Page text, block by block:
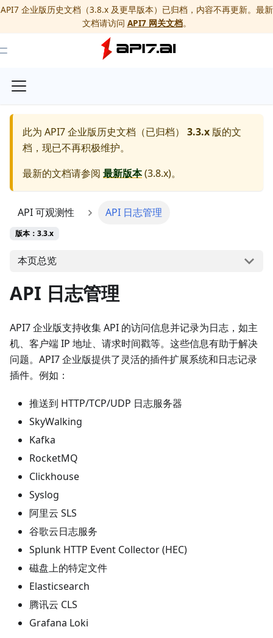
API7 企业版历史文档（3.8.x 及更早版本）已归档，内容不再更新。最新
文档请访问 API7 网关文档。
Toggle Menu
此为 API7 企业版历史文档（已归档） 3.3.x 版的文
档，现已不再积极维护。
最新的文档请参阅 最新版本(3.8.x)。
API 可观测性 API 日志管理
版本：3.3.x
本页总览
API 日志管理
API7 企业版支持收集 API 的访问信息并记录为日志，如主
机、客户端 IP 地址、请求时间戳等。这些信息有助于解决
问题。API7 企业版提供了灵活的插件扩展系统和日志记录
插件。例如：
推送到 HTTP/TCP/UDP 日志服务器
SkyWalking
Kafka
RocketMQ
Clickhouse
Syslog
阿里云 SLS
谷歌云日志服务
Splunk HTTP Event Collector (HEC)
磁盘上的特定文件
Elasticsearch
腾讯云 CLS
Grafana Loki